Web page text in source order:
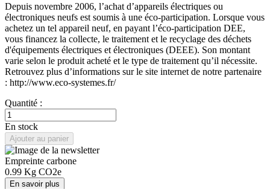
Depuis novembre 2006, l’achat d’appareils électriques ou
électroniques neufs est soumis à une éco-participation. Lorsque vous
achetez un tel appareil neuf, en payant l’éco-participation DEE,
vous financez la collecte, le traitement et le recyclage des déchets
d'équipements électriques et électroniques (DEEE). Son montant
varie selon le produit acheté et le type de traitement qu’il nécessite.
Retrouvez plus d’informations sur le site internet de notre partenaire
: http://www.eco-systemes.fr/
Quantité :
En stock
Ajouter au panier
Empreinte carbone
0.99 Kg CO2e
En savoir plus